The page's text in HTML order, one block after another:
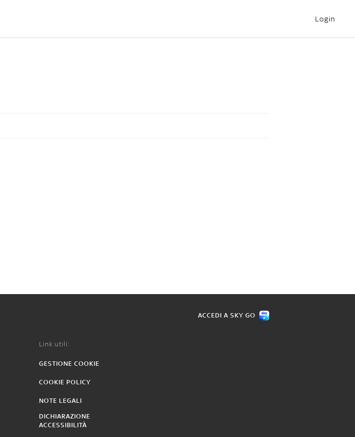
Login
ACCEDI A SKY GO
Link utili:
GESTIONE COOKIE
COOKIE POLICY
NOTE LEGALI
DICHIARAZIONE
ACCESSIBILITÀ